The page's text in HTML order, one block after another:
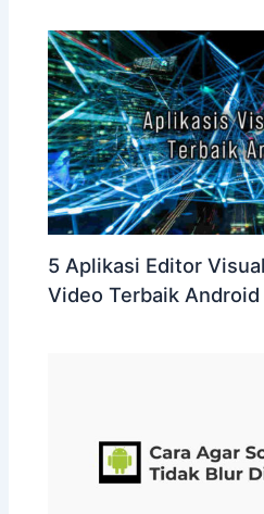
5 Aplikasi Editor
Video Terbaik Android